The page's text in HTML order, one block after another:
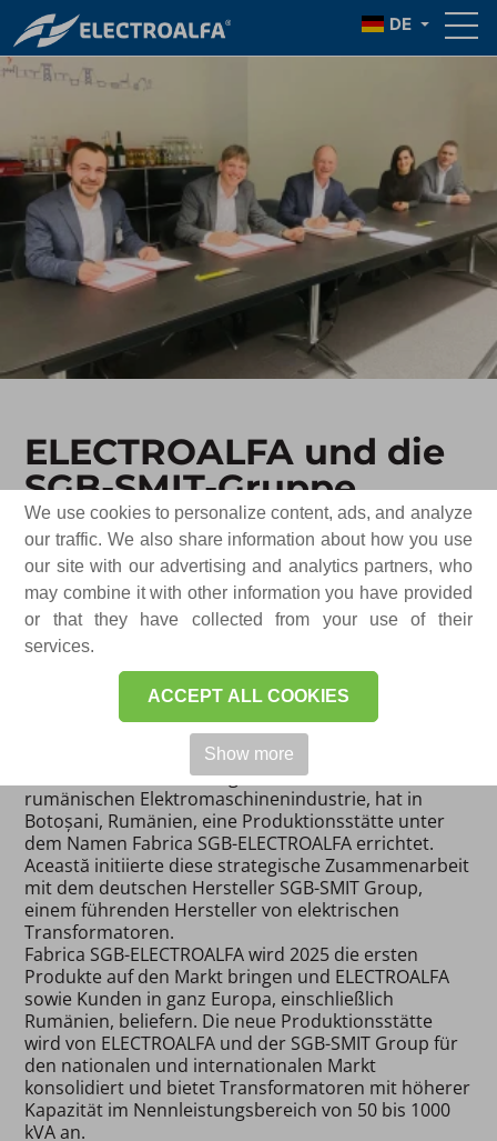
We use cookies to personalize content, ads, and analyze
our traffic. We also share information about how you use
our site with our advertising and analytics partners, who
may combine it with other information you have provided
or that they have collected from your use of their
services.
ACCEPT ALL COOKIES
Show more
DE
ELECTROALFA und die
SGB-SMIT-Gruppe
weihen das SGB-
ELECTROALFA-Werk in
Botoșani, Rumänien,
für die Produktion von
Data publicării: 16-01-2024 ​
ELECTROALFA, einer der größten Akteure der
rumänischen Elektromaschinenindustrie, hat in
Botoșani, Rumänien, eine Produktionsstätte unter
dem Namen Fabrica SGB-ELECTROALFA errichtet.
Această initiierte diese strategische Zusammenarbeit
mit dem deutschen Hersteller SGB-SMIT Group,
einem führenden Hersteller von elektrischen
Transformatoren.
Fabrica SGB-ELECTROALFA wird 2025 die ersten
Produkte auf den Markt bringen und ELECTROALFA
sowie Kunden in ganz Europa, einschließlich
Rumänien, beliefern. Die neue Produktionsstätte
wird von ELECTROALFA und der SGB-SMIT Group für
den nationalen und internationalen Markt
konsolidiert und bietet Transformatoren mit höherer
Kapazität im Nennleistungsbereich von 50 bis 1000
kVA an.